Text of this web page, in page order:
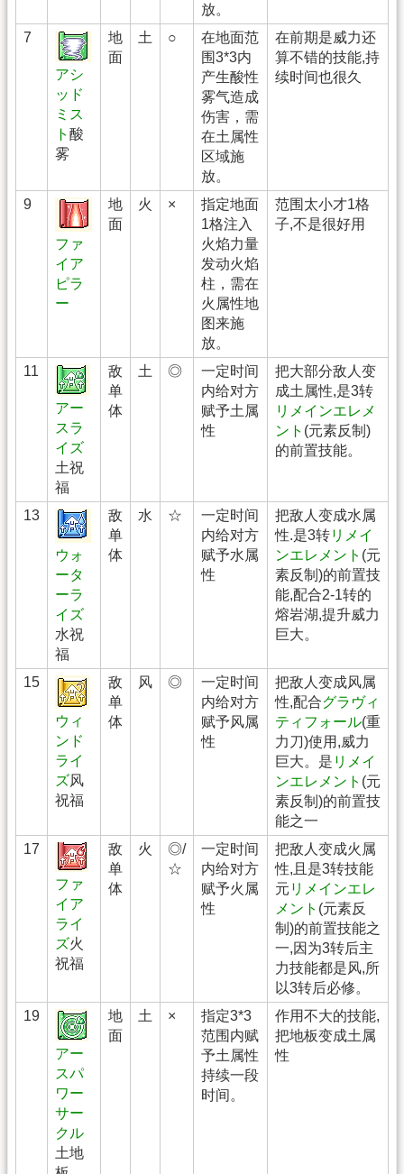
放。
7
アシ
ッド
ミス
ト 酸
雾
地
面
土 ○
在地面范
围3*3内
产生酸性
雾气造成
伤害，需
在土属性
区域施
放。
在前期是威力还
算不错的技能,持
续时间也很久
9
ファ
イア
ピラ
ー
地
面
火 ×
指定地面
1格注入
火焰力量
发动火焰
柱，需在
火属性地
图来施
放。
范围太小才1格
子,不是很好用
11
アー
スラ
イズ
土祝
福
敌
单
体
土 ◎
一定时间
内给对方
赋予土属
性
把大部分敌人变
成土属性,是3转
リメインエレメ
ント (元素反制)
的前置技能。
13
ウォ
ータ
ーラ
イズ
水祝
福
敌
单
体
水 ☆
一定时间
内给对方
赋予水属
性
把敌人变成水属
性.是3转リメイ
ンエレメント (元
素反制)的前置技
能,配合2-1转的
熔岩湖,提升威力
巨大。
15
ウィ
ンド
ライ
ズ风
祝福
敌
单
体
风 ◎
一定时间
内给对方
赋予风属
性
把敌人变成风属
性,配合グラヴィ
ティフォール(重
力刀)使用,威力
巨大。是 リメイ
ンエレメント (元
素反制)的前置技
能之一
17
ファ
イア
ライ
ズ火
祝福
敌
单
体
火
◎/
☆
一定时间
内给对方
赋予火属
性
把敌人变成火属
性,且是3转技能
元 リメインエレ
メント (元素反
制)的前置技能之
一,因为3转后主
力技能都是风,所
以3转后必修。
19
アー
スパ
ワー
サー
クル
土地
地
面
土 ×
指定3*3
范围内赋
予土属性
持续一段
时间。
作用不大的技能,
把地板变成土属
性